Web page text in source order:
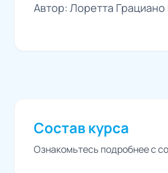
Автор: Лоретта
Состав курса
Ознакомьтесь подробнее с